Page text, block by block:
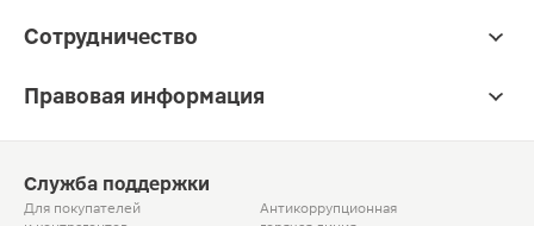
Сотрудничество
Правовая информация
Служба поддержки
Для покупателей
Антикоррупционная